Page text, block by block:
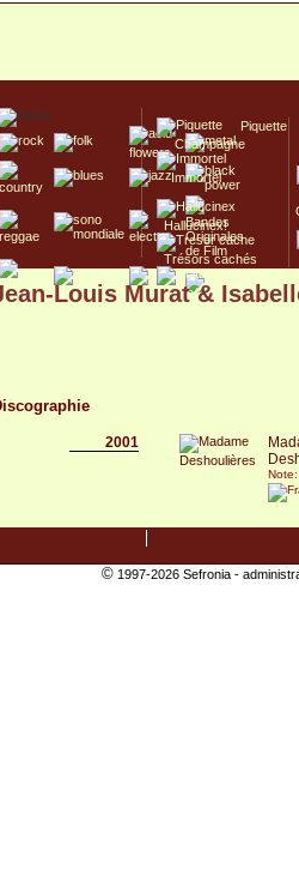
Piquette
Champagne
Immortel
Hallucinex!
Trésors cachés
Culte/Collector
Louis Murat &
2001
©1997-2026 Sefronia -